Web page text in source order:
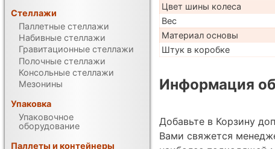
Цвет шины колеса
Вес
Материал основы
Штук в коробке
Информация об
Добавьте в Корзину
Вами свяжется
Стеллажи
Паллетные стеллажи
Набивные стеллажи
Гравитационные стеллажи
Полочные стеллажи
Консольные стеллажи
Мезонины
Упаковка
Упаковочное
оборудование
Паллеты и контейнеры